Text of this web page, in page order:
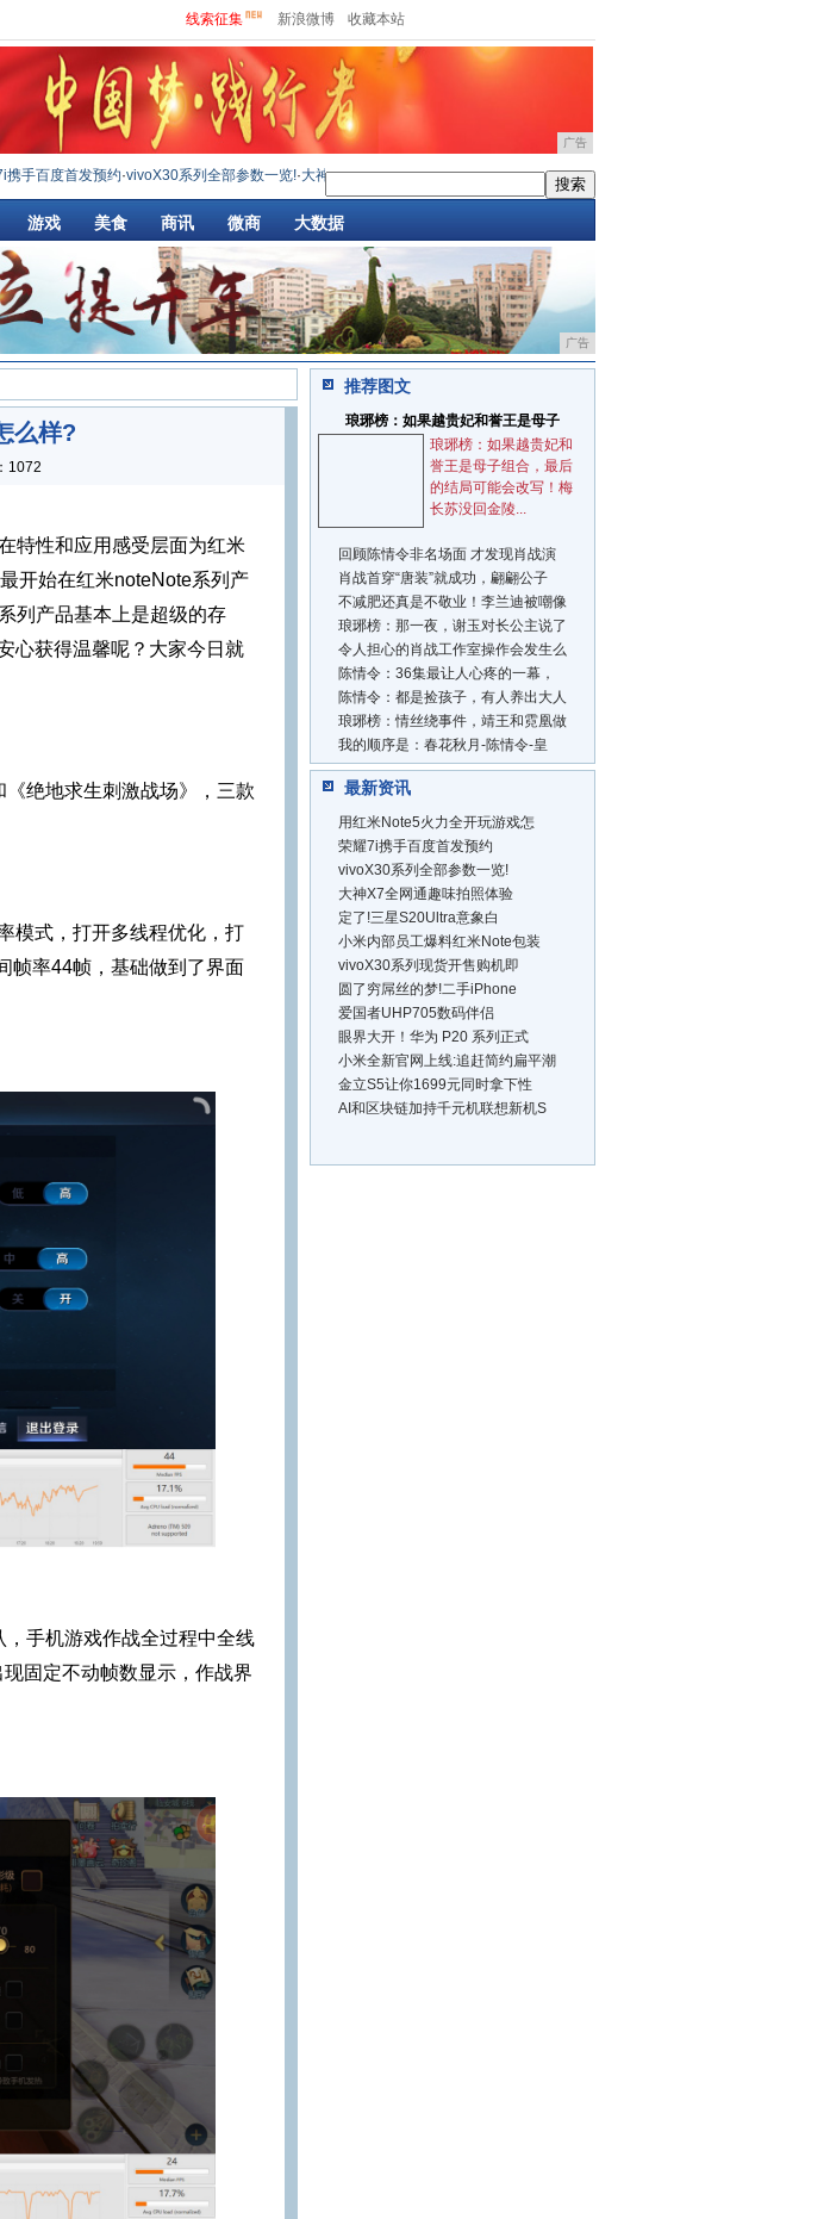
线索征集 新浪微博 收藏本站
广告
首发预约·vivoX30系列全部参数一览!·大神X7全网通趣味拍照体验·定了!三星S20Ultra意象白版明天开卖
游戏 美食 商讯 微商 大数据
广告
么样?
1072
特性和应用感受层面为红米
开始在红米noteNote系列产
列产品基本上是超级的存
心获得温馨呢？大家今日就
绝地求生刺激战场》，三款
模式，打开多线程优化，打
帧率44帧，基础做到了界面
，手机游戏作战全过程中全线
固定不动帧数显示，作战界
推荐图文
琅琊榜：如果越贵妃和誉王是母子
琅琊榜：如果越贵妃和
誉王是母子组合，最后
的结局可能会改写！梅
长苏没回金陵...
回顾陈情令非名场面 才发现肖战演
肖战首穿“唐装”就成功，翩翩公子
不减肥还真是不敬业！李兰迪被嘲像
琅琊榜：那一夜，谢玉对长公主说了
令人担心的肖战工作室操作会发生么
陈情令：36集最让人心疼的一幕，
陈情令：都是捡孩子，有人养出大人
琅琊榜：情丝绕事件，靖王和霓凰做
我的顺序是：春花秋月-陈情令-皇
最新资讯
用红米Note5火力全开玩游戏怎
荣耀7i携手百度首发预约
vivoX30系列全部参数一览!
大神X7全网通趣味拍照体验
定了!三星S20Ultra意象白
小米内部员工爆料红米Note包装
vivoX30系列现货开售购机即
圆了穷屌丝的梦!二手iPhone
爱国者UHP705数码伴侣
眼界大开！华为 P20 系列正式
小米全新官网上线:追赶简约扁平潮
金立S5让你1699元同时拿下性
AI和区块链加持千元机联想新机S